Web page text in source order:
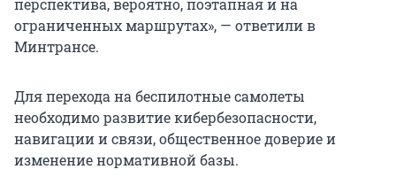
перспектива, вероятно, поэтапная и на
ограниченных маршрутах», — ответили в
Минтрансе.
Для перехода на беспилотные самолеты
необходимо развитие кибербезопасности,
навигации и связи, общественное доверие и
изменение нормативной базы.